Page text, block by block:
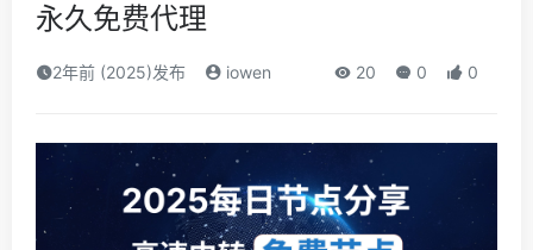
永久免费代理
2年前 (2025)发布 iowen 20 0 0